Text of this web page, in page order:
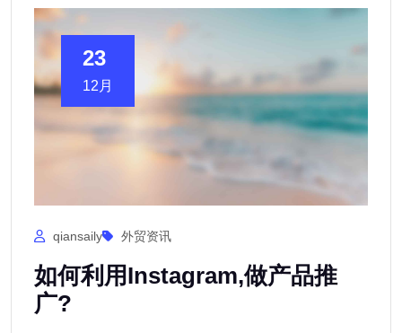
23
12月
qiansaily 外贸资讯
如何利用Instagram,做产品推
广?